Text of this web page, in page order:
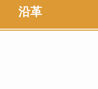
沿革